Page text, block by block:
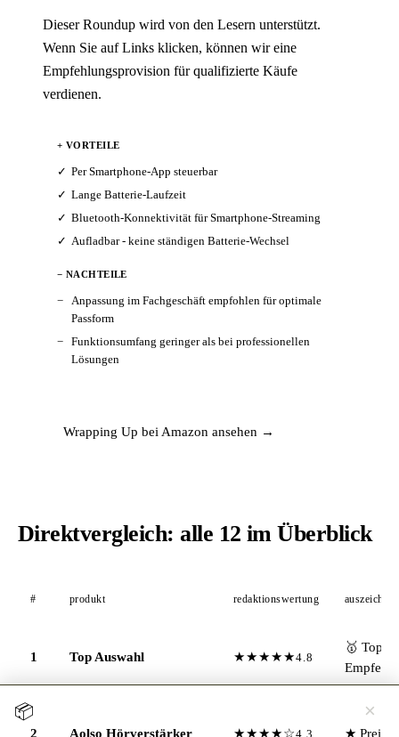
Dieser Roundup wird von den Lesern unterstützt.
Wenn Sie auf Links klicken, können wir eine
Empfehlungsprovision für qualifizierte Käufe
verdienen.
+ VORTEILE
Per Smartphone-App steuerbar
Lange Batterie-Laufzeit
Bluetooth-Konnektivität für Smartphone-Streaming
Aufladbar - keine ständigen Batterie-Wechsel
− NACHTEILE
Anpassung im Fachgeschäft empfohlen für optimale
Passform
Funktionsumfang geringer als bei professionellen
Lösungen
Wrapping Up bei Amazon ansehen →
Direktvergleich: alle 12 im Überblick
# produkt redaktionswertung
1 Top Auswahl ★★★★★4.8
🥇 Top-
2 Aolso Hörverstärker ★★★★☆4.3 ★
📦 ×